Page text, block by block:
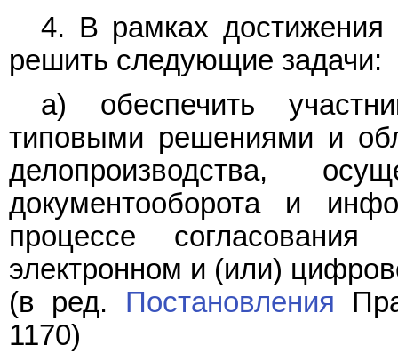
4. В рамках достижения
решить следующие задачи:
а) обеспечить
типовыми решениями и
делопроизводства,
документооборота и
процессе
электронном и (или)
(в ред. Постановления
1170)